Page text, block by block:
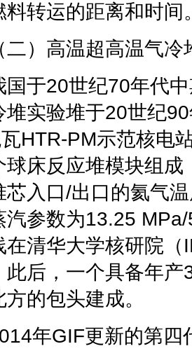
料转运的距离和时间
二）高温超高温气冷
20世纪70年代中
堆实验堆于20世纪
HTR-PM示范核电
球床反应堆模块组
芯入口/出口的氦气
汽参数为13.25
在清华大学核研院
此后，一个具备年
的包头建成。
年GIF更新的第四